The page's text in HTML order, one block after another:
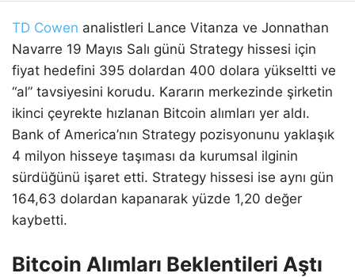
TD Cowen analistleri Lance Vitanza ve Jonnathan
Navarre 19 Mayıs Salı günü Strategy hissesi için
fiyat hedefini 395 dolardan 400 dolara yükseltti ve
“al” tavsiyesini korudu. Kararın merkezinde şirketin
ikinci çeyrekte hızlanan Bitcoin alımları yer aldı.
Bank of America’nın Strategy pozisyonunu yaklaşık
4 milyon hisseye taşıması da kurumsal ilginin
sürdüğünü işaret etti. Strategy hissesi ise aynı gün
164,63 dolardan kapanarak yüzde 1,20 değer
kaybetti.
Bitcoin Alımları Beklentileri Aştı